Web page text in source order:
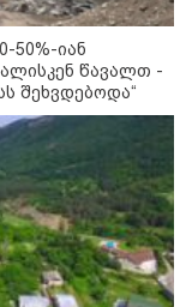
და თქვენი
"პოსტაობა"
თქვენი
დანაშაულის
კუპატაძე ნანუკა
ცხოვრობს
ზვიადის
50%-იან
წავალთ -
შეხვდებოდა“